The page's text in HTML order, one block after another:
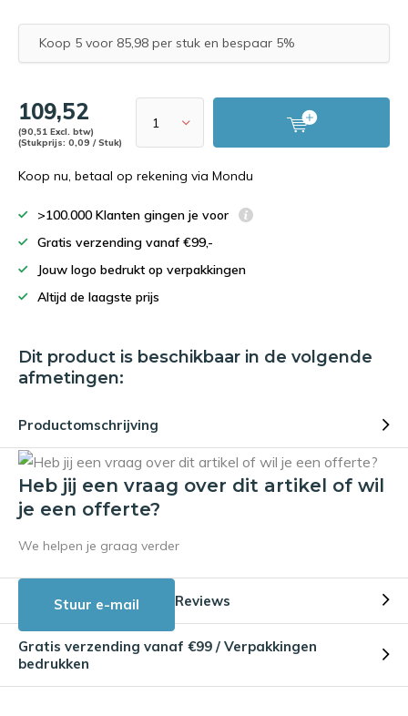
Koop 5 voor 85,98 per stuk en bespaar 5%
109,52
(90,51 Excl. btw)
(Stukprijs: 0,09 / Stuk)
Koop nu, betaal op rekening via Mondu
>100.000 Klanten gingen je voor
Gratis verzending vanaf €99,-
Jouw logo bedrukt op verpakkingen
Altijd de laagste prijs
Dit product is beschikbaar in de volgende
afmetingen:
Productomschrijving
Heb jij een vraag over dit artikel of wil
je een offerte?
We helpen je graag verder
Stuur e-mail Reviews
Gratis verzending vanaf €99 / Verpakkingen
bedrukken